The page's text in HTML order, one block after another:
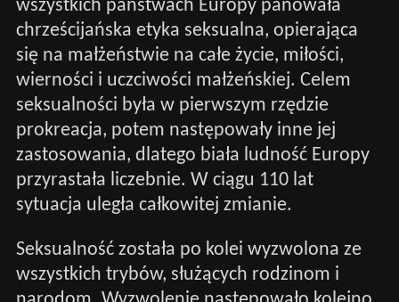
wszystkich państwach Europy panowała
chrześcijańska etyka seksualna, opierająca
się na małżeństwie na całe życie, miłości,
wierności i uczciwości małżeńskiej. Celem
seksualności była w pierwszym rzędzie
prokreacja, potem następowały inne jej
zastosowania, dlatego biała ludność Europy
przyrastała liczebnie. W ciągu 110 lat
sytuacja uległa całkowitej zmianie.
Seksualność została po kolei wyzwolona ze
wszystkich trybów, służących rodzinom i